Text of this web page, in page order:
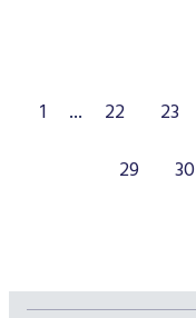
1 ... 22 23
29
30